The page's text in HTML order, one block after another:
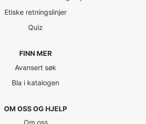
Etiske retningslinjer
Quiz
FINN MER
Avansert søk
Bla i katalogen
OM OSS OG HJELP
Om oss